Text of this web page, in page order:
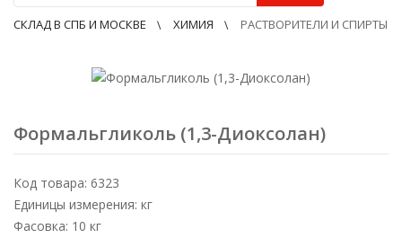
СКЛАД В СПБ И МОСКВЕ ХИМИЯ РАСТВОРИТЕЛИ И СПИРТЫ
Формальгликоль (1,3-Диоксолан)
Код товара: 6323
Единицы измерения: кг
Фасовка: 10 кг